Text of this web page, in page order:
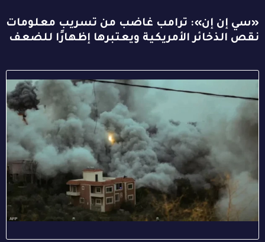
«سي إن إن»: ترامب غاضب من تسريب معلومات
نقص الذخائر الأمريكية ويعتبرها إظهارًا للضعف